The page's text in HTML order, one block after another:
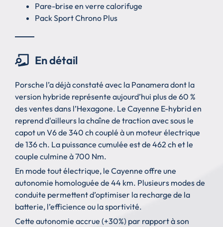
Pare-brise en verre calorifuge
Pack Sport Chrono Plus
En détail
Porsche l’a déjà constaté avec la Panamera dont la
version hybride représente aujourd’hui plus de 60 %
des ventes dans l’Hexagone. Le Cayenne E-hybrid en
reprend d'ailleurs la chaîne de traction avec sous le
capot un V6 de 340 ch couplé à un moteur électrique
de 136 ch. La puissance cumulée est de 462 ch et le
couple culmine à 700 Nm.
En mode tout électrique, le Cayenne offre une
autonomie homologuée de 44 km. Plusieurs modes de
conduite permettent d’optimiser la recharge de la
batterie, l’efficience ou la sportivité.
Cette autonomie accrue (+30%) par rapport à son